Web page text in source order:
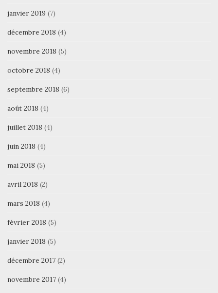
janvier 2019 (7)
décembre 2018 (4)
novembre 2018 (5)
octobre 2018 (4)
septembre 2018 (6)
août 2018 (4)
juillet 2018 (4)
juin 2018 (4)
mai 2018 (5)
avril 2018 (2)
mars 2018 (4)
février 2018 (5)
janvier 2018 (5)
décembre 2017 (2)
novembre 2017 (4)